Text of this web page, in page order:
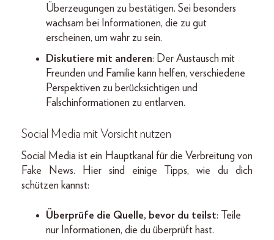
Überzeugungen zu bestätigen. Sei besonders
wachsam bei Informationen, die zu gut
erscheinen, um wahr zu sein.
Diskutiere mit anderen: Der Austausch mit
Freunden und Familie kann helfen, verschiedene
Perspektiven zu berücksichtigen und
Falschinformationen zu entlarven.
Social Media mit Vorsicht nutzen
Social Media ist ein Hauptkanal für die Verbreitung von
Fake News. Hier sind einige Tipps, wie du dich
schützen kannst:
Überprüfe die Quelle, bevor du teilst: Teile
nur Informationen, die du überprüft hast.